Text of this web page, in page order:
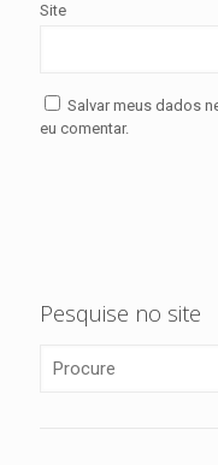
Site
Salvar meus dados
eu comentar.
Pesquise no site